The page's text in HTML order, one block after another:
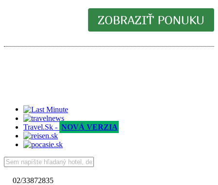
ZOBRAZIŤ PONUKU
Travel.Sk - NOVÁ VERZIA
02/33872835